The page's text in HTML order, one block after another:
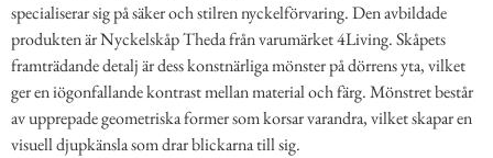
specialiserar sig på säker och stilren nyckelförvaring. Den avbildade
produkten är Nyckelskåp Theda från varumärket 4Living. Skåpets
framträdande detalj är dess konstnärliga mönster på dörrens yta, vilket
ger en iögonfallande kontrast mellan material och färg. Mönstret består
av upprepade geometriska former som korsar varandra, vilket skapar en
visuell djupkänsla som drar blickarna till sig.